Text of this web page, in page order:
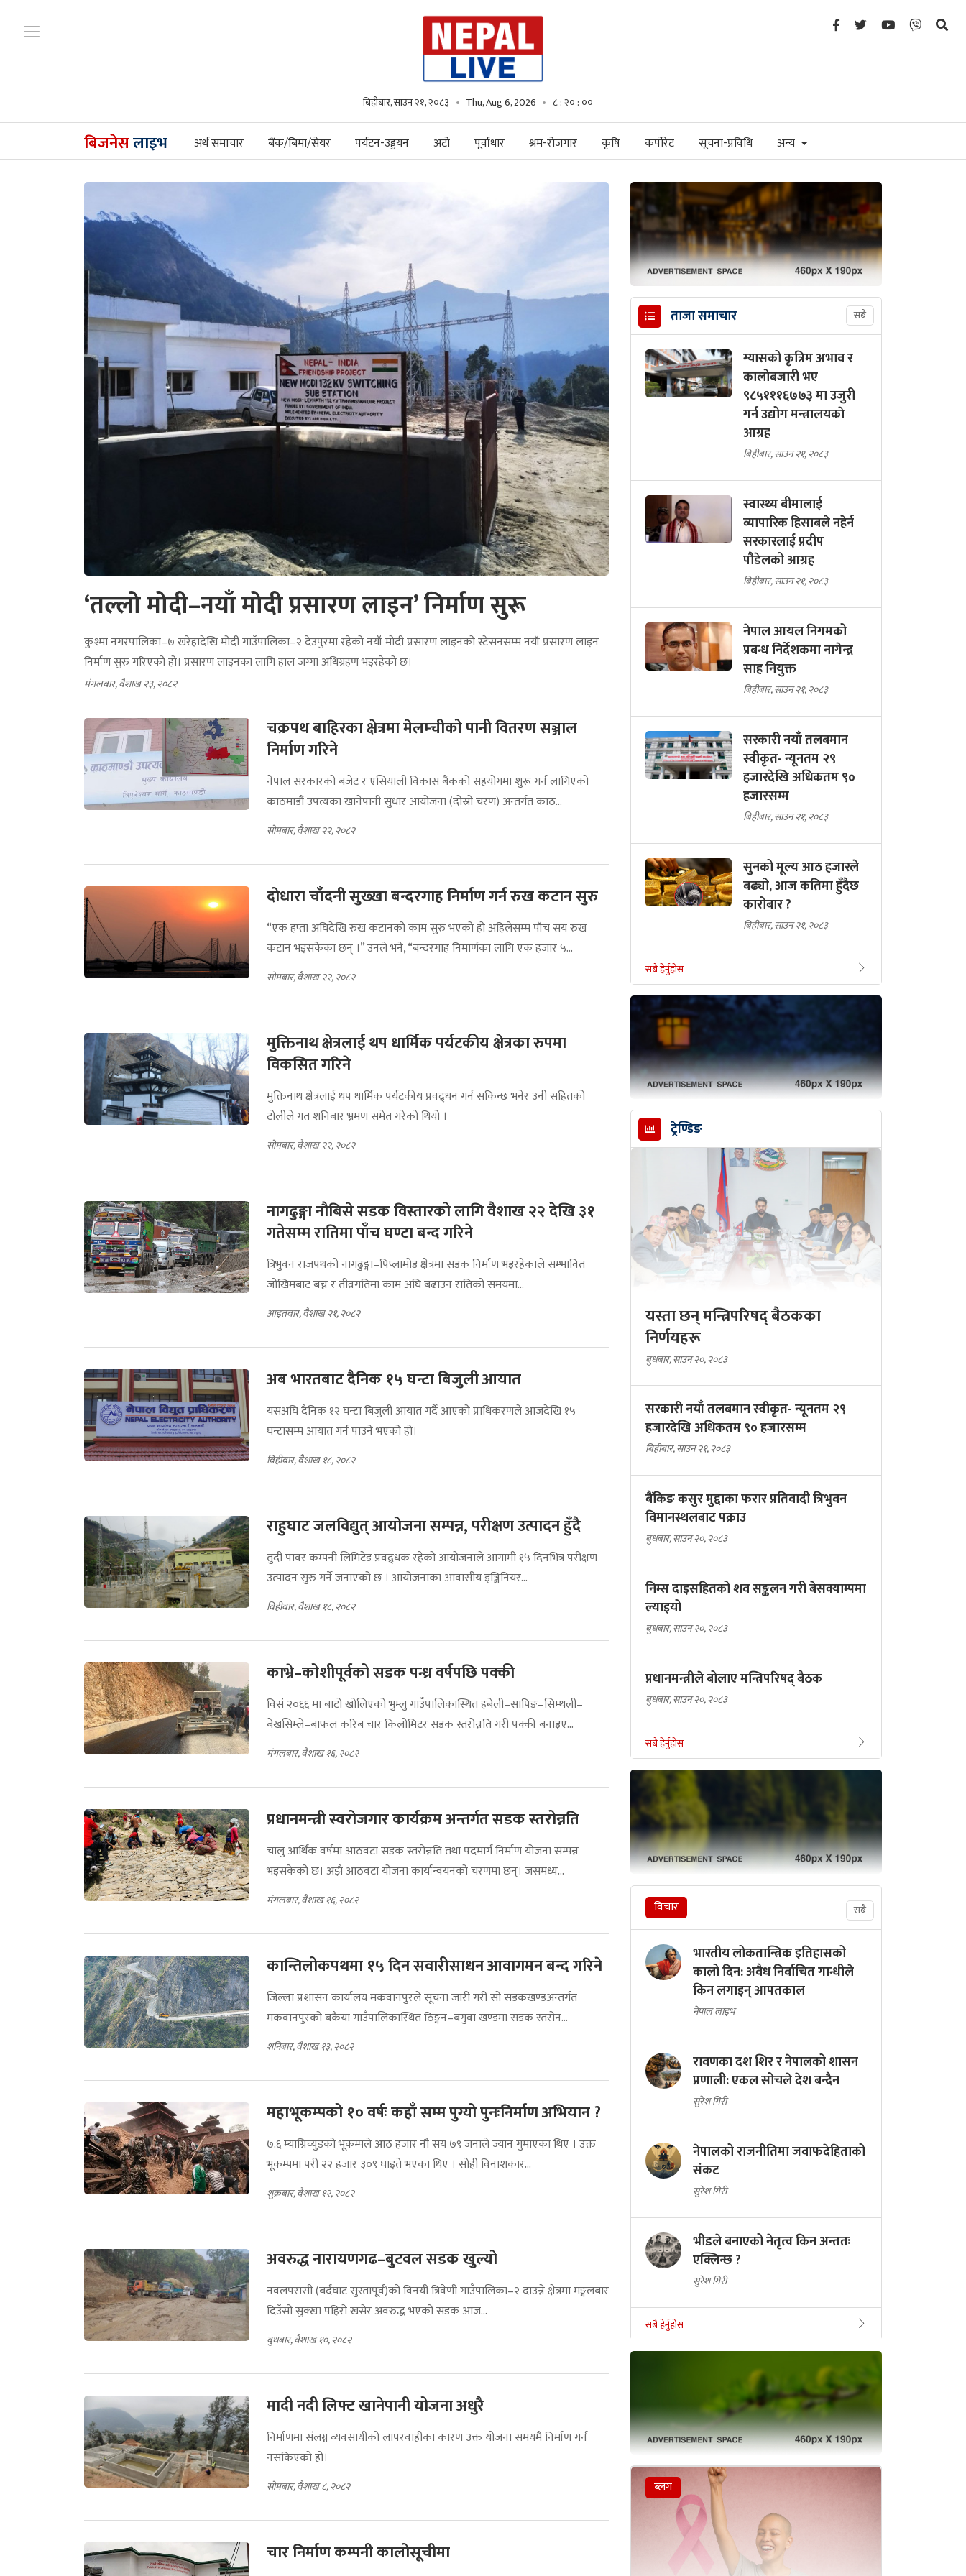
बिहीबार, साउन २१, २०८३ Thu, Aug 6, 2026 ८ : २० : ०१
बिजनेसलाइभ अर्थ समाचार बैंक/बिमा/सेयर पर्यटन-उड्डयन अटो पूर्वाधार श्रम-रोजगार कृषि कर्पोरेट सूचना-प्रविधि अन्य
‘तल्लो मोदी–नयाँ मोदी प्रसारण लाइन’ निर्माण सुरू
कुश्मा नगरपालिका–७ खरेहादेखि मोदी गाउँपालिका–२ देउपुरमा रहेको नयाँ मोदी प्रसारण लाइनको स्टेसनसम्म नयाँ प्रसारण लाइन
निर्माण सुरु गरिएको हो। प्रसारण लाइनका लागि हाल जग्गा अधिग्रहण भइरहेको छ।
मंगलबार, वैशाख २३, २०८२
चक्रपथ बाहिरका क्षेत्रमा मेलम्चीको पानी वितरण सञ्जाल
निर्माण गरिने
नेपाल सरकारको बजेट र एसियाली विकास बैंकको सहयोगमा शुरू गर्न लागिएको
काठमाडौं उपत्यका खानेपानी सुधार आयोजना (दोस्रो चरण) अन्तर्गत काठ...
सोमबार, वैशाख २२, २०८२
दोधारा चाँदनी सुख्खा बन्दरगाह निर्माण गर्न रुख कटान सुरु
“एक हप्ता अघिदेखि रुख कटानको काम सुरु भएको हो अहिलेसम्म पाँच सय रुख
कटान भइसकेका छन् ।” उनले भने, “बन्दरगाह निमार्णका लागि एक हजार ५...
सोमबार, वैशाख २२, २०८२
मुक्तिनाथ क्षेत्रलाई थप धार्मिक पर्यटकीय क्षेत्रका रुपमा
विकसित गरिने
मुक्तिनाथ क्षेत्रलाई थप धार्मिक पर्यटकीय प्रवद्र्धन गर्न सकिन्छ भनेर उनी सहितको
टोलीले गत शनिबार भ्रमण समेत गरेको थियो ।
सोमबार, वैशाख २२, २०८२
नागढुङ्गा नौबिसे सडक विस्तारको लागि वैशाख २२ देखि ३१
गतेसम्म रातिमा पाँच घण्टा बन्द गरिने
त्रिभुवन राजपथको नागढुङ्गा–पिप्लामोड क्षेत्रमा सडक निर्माण भइरहेकाले सम्भावित
जोखिमबाट बच्न र तीव्रगतिमा काम अघि बढाउन रातिको समयमा...
आइतबार, वैशाख २१, २०८२
अब भारतबाट दैनिक १५ घन्टा बिजुली आयात
यसअघि दैनिक १२ घन्टा बिजुली आयात गर्दै आएको प्राधिकरणले आजदेखि १५
घन्टासम्म आयात गर्न पाउने भएको हो।
बिहीबार, वैशाख १८, २०८२
राहुघाट जलविद्युत् आयोजना सम्पन्न, परीक्षण उत्पादन हुँदै
तुदी पावर कम्पनी लिमिटेड प्रवद्र्धक रहेको आयोजनाले आगामी १५ दिनभित्र परीक्षण
उत्पादन सुरु गर्ने जनाएको छ । आयोजनाका आवासीय इञ्जिनियर...
बिहीबार, वैशाख १८, २०८२
काभ्रे–कोशीपूर्वको सडक पन्ध्र वर्षपछि पक्की
विसं २०६६ मा बाटो खोलिएको भुम्लु गाउँपालिकास्थित हबेली–सापिङ–सिम्थली–
बेखसिम्ले–बाफल करिब चार किलोमिटर सडक स्तरोन्नति गरी पक्की बनाइए...
मंगलबार, वैशाख १६, २०८२
प्रधानमन्त्री स्वरोजगार कार्यक्रम अन्तर्गत सडक स्तरोन्नति
चालु आर्थिक वर्षमा आठवटा सडक स्तरोन्नति तथा पदमार्ग निर्माण योजना सम्पन्न
भइसकेको छ। अझै आठवटा योजना कार्यान्वयनको चरणमा छन्। जसमध्य...
मंगलबार, वैशाख १६, २०८२
कान्तिलोकपथमा १५ दिन सवारीसाधन आवागमन बन्द गरिने
जिल्ला प्रशासन कार्यालय मकवानपुरले सूचना जारी गरी सो सडकखण्डअन्तर्गत
मकवानपुरको बकैया गाउँपालिकास्थित ठिङ्गन–बगुवा खण्डमा सडक स्तरोन...
शनिबार, वैशाख १३, २०८२
महाभूकम्पको १० वर्षः कहाँ सम्म पुग्यो पुनःनिर्माण अभियान ?
७.६ म्याग्निच्युडको भूकम्पले आठ हजार नौ सय ७९ जनाले ज्यान गुमाएका थिए । उक्त
भूकम्पमा परी २२ हजार ३०९ घाइते भएका थिए । सोही विनाशकार...
शुक्रबार, वैशाख १२, २०८२
अवरुद्ध नारायणगढ–बुटवल सडक खुल्यो
नवलपरासी (बर्दघाट सुस्तापूर्व)को विनयी त्रिवेणी गाउँपालिका–२ दाउन्ने क्षेत्रमा मङ्गलबार
दिउँसो सुक्खा पहिरो खसेर अवरुद्ध भएको सडक आज...
बुधबार, वैशाख १०, २०८२
मादी नदी लिफ्ट खानेपानी योजना अधुरै
निर्माणमा संलग्न व्यवसायीको लापरवाहीका कारण उक्त योजना समयमै निर्माण गर्न
नसकिएको हो।
सोमबार, वैशाख ८, २०८२
चार निर्माण कम्पनी कालोसूचीमा
ताजा समाचार सबै
ग्यासको कृत्रिम अभाव र
कालोबजारी भए
९८५१११६७७३ मा उजुरी
गर्न उद्योग मन्त्रालयकाे
आग्रह
बिहीबार, साउन २१, २०८३
स्वास्थ्य बीमालाई
व्यापारिक हिसाबले नहेर्न
सरकारलाई प्रदीप
पौडेलको आग्रह
बिहीबार, साउन २१, २०८३
नेपाल आयल निगमको
प्रबन्ध निर्देशकमा नागेन्द्र
साह नियुक्त
बिहीबार, साउन २१, २०८३
सरकारी नयाँ तलबमान
स्वीकृत- न्यूनतम २९
हजारदेखि अधिकतम ९०
हजारसम्म
बिहीबार, साउन २१, २०८३
सुनको मूल्य आठ हजारले
बढ्यो, आज कतिमा हुँदैछ
कारोबार ?
बिहीबार, साउन २१, २०८३
सबै हेर्नुहोस
ट्रेण्डिङ
यस्ता छन् मन्त्रिपरिषद् बैठकका
निर्णयहरू
बुधबार, साउन २०, २०८३
सरकारी नयाँ तलबमान स्वीकृत- न्यूनतम २९
हजारदेखि अधिकतम ९० हजारसम्म
बिहीबार, साउन २१, २०८३
बैंकिङ कसुर मुद्दाका फरार प्रतिवादी त्रिभुवन
विमानस्थलबाट पक्राउ
बुधबार, साउन २०, २०८३
निम्स दाइसहितको शव सङ्कलन गरी बेसक्याम्पमा
ल्याइयो
बुधबार, साउन २०, २०८३
प्रधानमन्त्रीले बोलाए मन्त्रिपरिषद् बैठक
बुधबार, साउन २०, २०८३
सबै हेर्नुहोस
विचार सबै
भारतीय लोकतान्त्रिक इतिहासको
कालो दिन: अवैध निर्वाचित गान्धीले
किन लगाइन् आपतकाल
नेपाल लाइभ
रावणका दश शिर र नेपालको शासन
प्रणाली: एकल सोचले देश बन्दैन
सुरेश गिरी
नेपालको राजनीतिमा जवाफदेहिताको
संकट
सुरेश गिरी
भीडले बनाएको नेतृत्व किन अन्ततः
एक्लिन्छ ?
सुरेश गिरी
सबै हेर्नुहोस
ब्लग